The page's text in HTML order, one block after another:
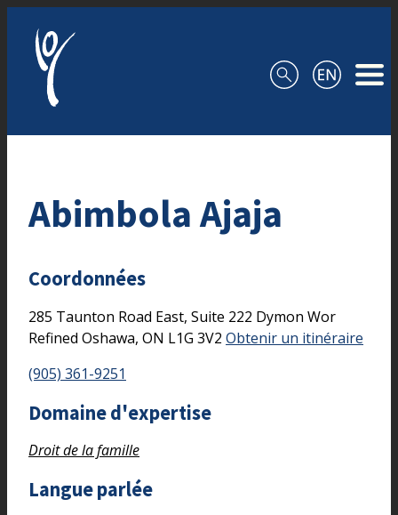
Abimbola Ajaja
Coordonnées
285 Taunton Road East, Suite 222 Dymon Wor
Refined Oshawa, ON L1G 3V2 Obtenir un itinéraire
(905) 361-9251
Domaine d'expertise
Droit de la famille
Langue parlée